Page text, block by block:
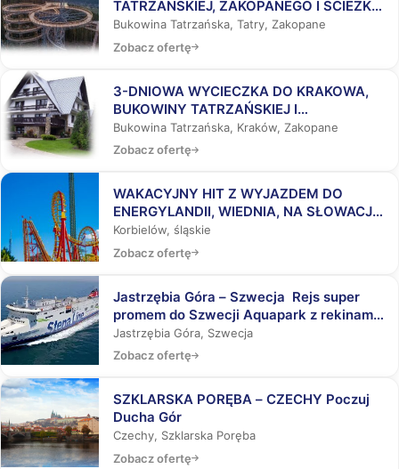
TATRZAŃSKIEJ, ZAKOPANEGO I ŚCIEŻKĄ
WŚRÓD KORON DRZEW
Bukowina Tatrzańska, Tatry, Zakopane
Zobacz ofertę
3-DNIOWA WYCIECZKA DO KRAKOWA,
BUKOWINY TATRZAŃSKIEJ I
ZAKOPANEGO
Bukowina Tatrzańska, Kraków, Zakopane
Zobacz ofertę
WAKACYJNY HIT Z WYJAZDEM DO
ENERGYLANDII, WIEDNIA, NA SŁOWACJĘ,
DO AQUAPARKÓW
Korbielów, śląskie
Zobacz ofertę
Jastrzębia Góra – Szwecja Rejs super
promem do Szwecji Aquapark z rekinami,
Laser Tag, Misja Specjalna
Jastrzębia Góra, Szwecja
Zobacz ofertę
SZKLARSKA PORĘBA – CZECHY Poczuj
Ducha Gór
Czechy, Szklarska Poręba
Zobacz ofertę